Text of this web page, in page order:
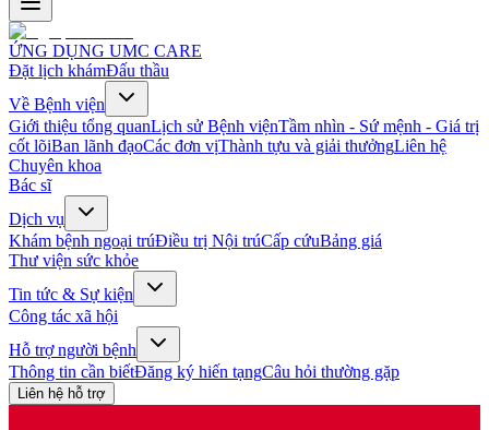
ỨNG DỤNG UMC CARE
Đặt lịch khámĐấu thầu
Về Bệnh viện
Giới thiệu tổng quanLịch sử Bệnh việnTầm nhìn - Sứ mệnh - Giá trị
cốt lõiBan lãnh đạoCác đơn vịThành tựu và giải thưởngLiên hệ
Chuyên khoa
Bác sĩ
Dịch vụ
Khám bệnh ngoại trúĐiều trị Nội trúCấp cứuBảng giá
Thư viện sức khỏe
Tin tức & Sự kiện
Công tác xã hội
Hỗ trợ người bệnh
Thông tin cần biếtĐăng ký hiến tạngCâu hỏi thường gặp
Liên hệ hỗ trợ